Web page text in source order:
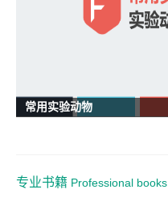
常用实验动物
专业书籍 Professional books